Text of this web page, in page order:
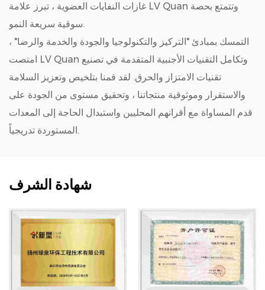
غازات النفايات العضوية ، تبرز علامة LV Quan وتتمتع بحصة
سوقية سريعة النمو.
التمسك بمبادئ "التركيز والتكنولوجيا والجودة والخدمة والرضا" ،
امتصت LV Quan وتكامل التقنيات الأجنبية المتقدمة في تصنيع
تقنيات الامتزاز والحرق. لقد قمنا بتلخيص وتعزيز السلامة
والاستقرار وموثوقية منتجاتنا ، وتحقيق مستوى من الجودة على
قدم المساواة مع أقرانهم المحليين واستبدال الحاجة إلى المعدات
المستوردة تدريجياً.
شهادة الشرف